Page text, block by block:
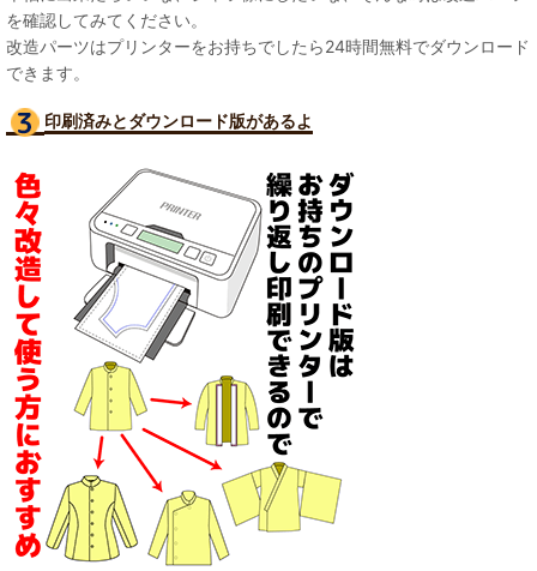
を確認してみてください。
改造パーツはプリンターをお持ちでしたら24時間無料でダウンロード
できます。
印刷済みとダウンロード版があるよ